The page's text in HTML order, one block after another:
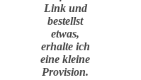
Link und
bestellst
etwas,
erhalte ich
eine kleine
Provision.